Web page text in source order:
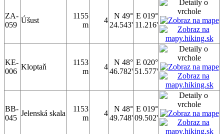
ZA-
059
Úšust
1155
m
4
N 49°
24.543'
E 019°
11.216'
KE-
006
Kloptaň
1153
m
4
N 48°
46.782'
E 020°
51.577'
BB-
045
Jelenská skala
1153
m
4
N 48°
49.748'
E 019°
09.502'